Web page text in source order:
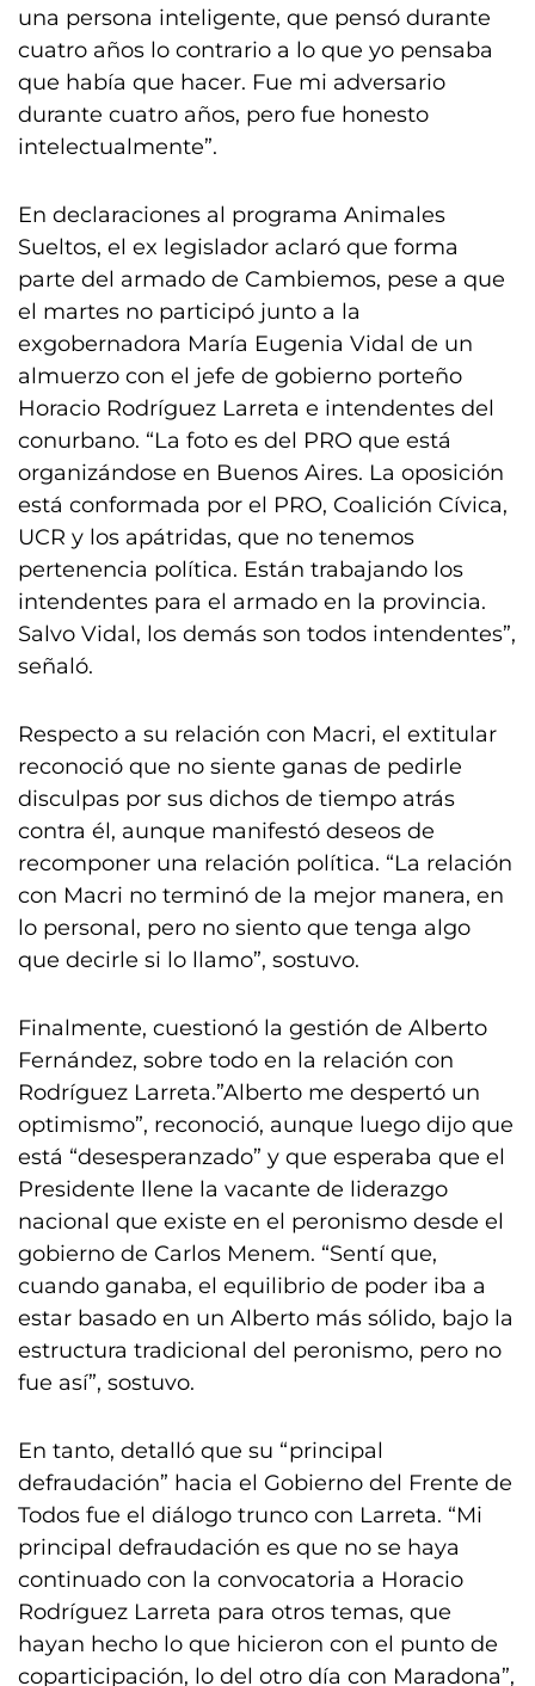
una persona inteligente, que pensó durante
cuatro años lo contrario a lo que yo pensaba
que había que hacer. Fue mi adversario
durante cuatro años, pero fue honesto
intelectualmente”.
En declaraciones al programa Animales
Sueltos, el ex legislador aclaró que forma
parte del armado de Cambiemos, pese a que
el martes no participó junto a la
exgobernadora María Eugenia Vidal de un
almuerzo con el jefe de gobierno porteño
Horacio Rodríguez Larreta e intendentes del
conurbano. “La foto es del PRO que está
organizándose en Buenos Aires. La oposición
está conformada por el PRO, Coalición Cívica,
UCR y los apátridas, que no tenemos
pertenencia política. Están trabajando los
intendentes para el armado en la provincia.
Salvo Vidal, los demás son todos intendentes”,
señaló.
Respecto a su relación con Macri, el extitular
reconoció que no siente ganas de pedirle
disculpas por sus dichos de tiempo atrás
contra él, aunque manifestó deseos de
recomponer una relación política. “La relación
con Macri no terminó de la mejor manera, en
lo personal, pero no siento que tenga algo
que decirle si lo llamo”, sostuvo.
Finalmente, cuestionó la gestión de Alberto
Fernández, sobre todo en la relación con
Rodríguez Larreta.”Alberto me despertó un
optimismo”, reconoció, aunque luego dijo que
está “desesperanzado” y que esperaba que el
Presidente llene la vacante de liderazgo
nacional que existe en el peronismo desde el
gobierno de Carlos Menem. “Sentí que,
cuando ganaba, el equilibrio de poder iba a
estar basado en un Alberto más sólido, bajo la
estructura tradicional del peronismo, pero no
fue así”, sostuvo.
En tanto, detalló que su “principal
defraudación” hacia el Gobierno del Frente de
Todos fue el diálogo trunco con Larreta. “Mi
principal defraudación es que no se haya
continuado con la convocatoria a Horacio
Rodríguez Larreta para otros temas, que
hayan hecho lo que hicieron con el punto de
coparticipación, lo del otro día con Maradona”,